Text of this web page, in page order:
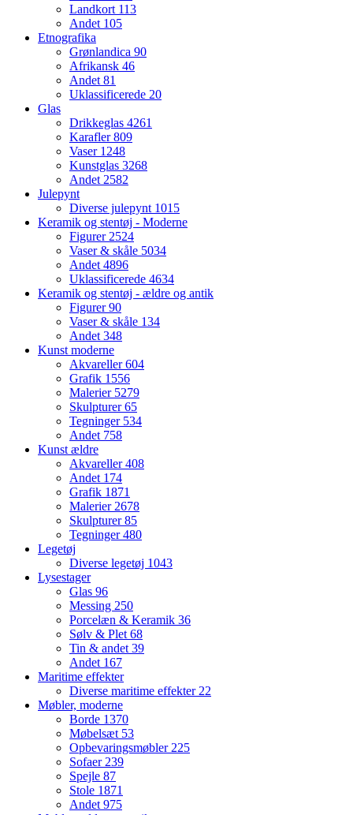
Landkort 113
Andet 105
Etnografika
Grønlandica 90
Afrikansk 46
Andet81
Uklassificerede 20
Glas
Drikkeglas 4261
Karafler809
Vaser 1248
Kunstglas 3268
Andet2582
Julepynt
Diverse julepynt 1015
Keramik og stentøj - Moderne
Figurer2524
Vaser & skåle 5034
Andet4896
Uklassificerede 4634
Keramik og stentøj - ældre og antik
Figurer90
Vaser & skåle 134
Andet348
Kunst moderne
Akvareller604
Grafik 1556
Malerier 5279
Skulpturer65
Tegninger 534
Andet 758
Kunst ældre
Akvareller408
Andet 174
Grafik 1871
Malerier2678
Skulpturer85
Tegninger480
Legetøj
Diverse legetøj 1043
Lysestager
Glas 96
Messing 250
Porcelæn & Keramik 36
Sølv & Plet68
Tin & andet39
Andet 167
Maritime effekter
Diverse maritime effekter22
Møbler, moderne
Borde 1370
Møbelsæt 53
Opbevaringsmøbler225
Sofaer239
Spejle 87
Stole 1871
Andet975